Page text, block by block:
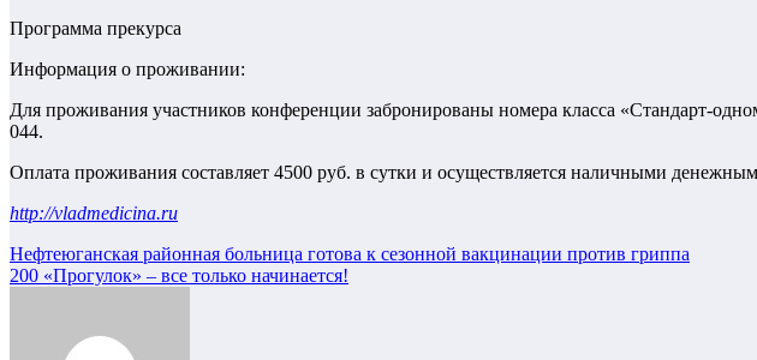
Программа прекурса
Информация о проживании:
Для проживания участников конференции забронированы номера класса «Стандарт-
044.
Оплата проживания составляет 4500 руб. в сутки и осуществляется наличными
http://vladmedicina.ru
Навигация
по
Нефтеюганская районная больница готова к сезонной вакцинации против гриппа
200 «Прогулок» – все только начинается!